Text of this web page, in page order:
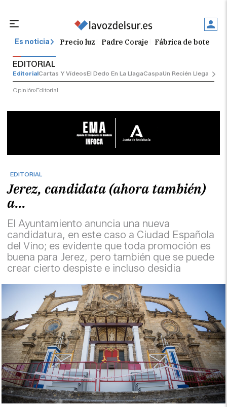
Es noticia Precio luz Padre Coraje Fábrica de botellas
EDITORIAL
EditorialCartas Y VídeosEl Dedo En La LlagaCaspaUn Recién Llegado
Opinión Editorial
EDITORIAL
Jerez, candidata (ahora también)
a...
El Ayuntamiento anuncia una nueva
candidatura, en este caso a Ciudad Española
del Vino; es evidente que toda promoción es
buena para Jerez, pero también que se puede
crear cierto despiste e incluso desidia